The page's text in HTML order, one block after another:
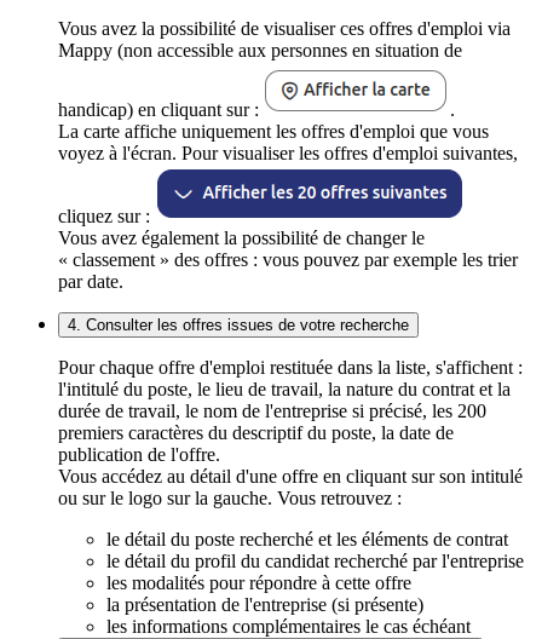
Vous avez la possibilité de visualiser ces offres d'emploi via
Mappy (non accessible aux personnes en situation de
handicap) en cliquant sur :
.
La carte affiche uniquement les offres d'emploi que vous
voyez à l'écran. Pour visualiser les offres d'emploi suivantes,
cliquez sur :
Vous avez également la possibilité de changer le
« classement » des offres : vous pouvez par exemple les trier
par date.
4. Consulter les offres issues de votre recherche
Pour chaque offre d'emploi restituée dans la liste, s'affichent :
l'intitulé du poste, le lieu de travail, la nature du contrat et la
durée de travail, le nom de l'entreprise si précisé, les 200
premiers caractères du descriptif du poste, la date de
publication de l'offre.
Vous accédez au détail d'une offre en cliquant sur son intitulé
ou sur le logo sur la gauche. Vous retrouvez :
le détail du poste recherché et les éléments de contrat
le détail du profil du candidat recherché par l'entreprise
les modalités pour répondre à cette offre
la présentation de l'entreprise (si présente)
les informations complémentaires le cas échéant